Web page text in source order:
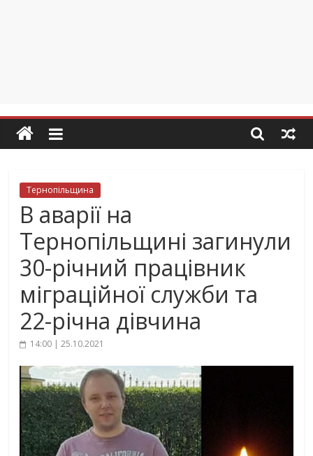
Тернопільщина
В аварії на
Тернопільщині загинули
30-річний працівник
міграційної служби та
22-річна дівчина
14:00 | 25.10.2021